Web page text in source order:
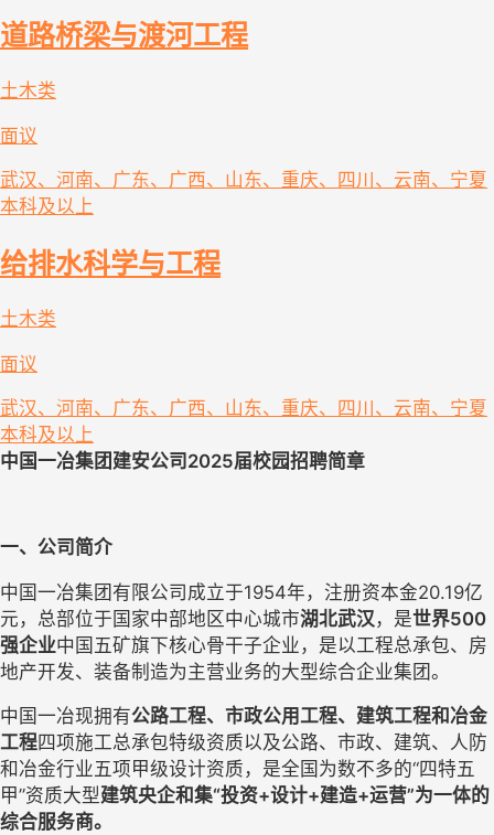
道路桥梁与渡河工程
土木类
面议
武汉、河南、广东、广西、山东、重庆、四川、云南、宁夏
本科及以上
给排水科学与工程
土木类
面议
武汉、河南、广东、广西、山东、重庆、四川、云南、宁夏
本科及以上
中国一冶集团建安公司 2025届校园招聘简章
一、 公司简介
中国一冶集团有限公司成立于1954年，注册资本金20.19亿
元，总部位于国家中部地区中心城市湖北武汉 ， 是世界500
强企业中国五矿旗下核心骨干子企业，是以工程总承包、房
地产开发、装备制造为主营业务的大型综合企业集团。
中国一冶现拥有公路工程、市政公用工程、建筑工程和冶金
工程四项施工总承包特级资质以及公路、市政、建筑、人防
和冶金行业五项甲级设计资质，是全国为数不多的“四特五
甲”资质大型建筑央企和集“投资+设计+建造+运营”为一体的
综合服务商。